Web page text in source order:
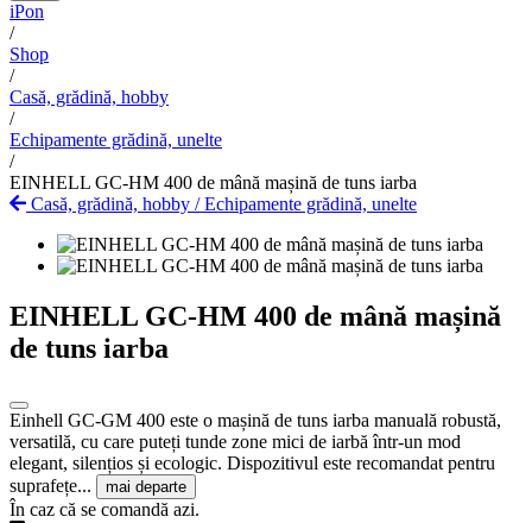
iPon
/
Shop
/
Casă, grădină, hobby
/
Echipamente grădină, unelte
/
EINHELL GC-HM 400 de mână mașină de tuns iarba
Casă, grădină, hobby /Echipamente grădină, unelte
EINHELL GC-HM 400 de mână mașină
de tuns iarba
Einhell GC-GM 400 este o mașină de tuns iarba manuală robustă,
versatilă, cu care puteți tunde zone mici de iarbă într-un mod
elegant, silențios și ecologic. Dispozitivul este recomandat pentru
suprafețe...
mai departe
În caz că se comandă azi.